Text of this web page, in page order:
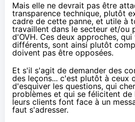
Mais elle ne devrait pas être
transparence technique, plutôt
cadre de cette panne, et utile à
travaillent dans le secteur et/ou
d'OVH. Ces deux approches,
différents, sont ainsi plutôt
doivent pas être opposées.
Et s'il s'agit de demander des
des leçons... c'est plutôt à ceux
d'esquiver les questions, qui
problèmes et qui se félicitent de
leurs clients font face à un
faut s'adresser.